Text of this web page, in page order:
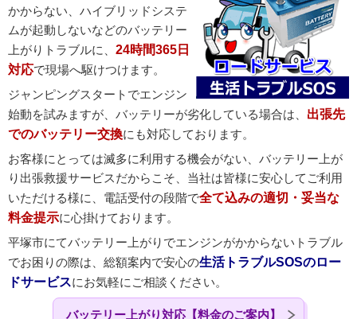
かからない、ハイブリッドシステ
ムが起動しないなどのバッテリー
上がりトラブルに、 24時間365日
対応で現場へ駆けつけます。
ジャンピングスタートでエンジン
始動を試みますが、バッテリーが劣化している場合は、 出張先
でのバッテリー交換にも対応しております。
お客様にとっては滅多に利用する機会がない、バッテリー上が
り出張救援サービスだからこそ、当社は皆様に安心してご利用
いただける様に、電話受付の段階で全て込みの適切・妥当な
料金提示に心掛けております。
平塚市にてバッテリー上がりでエンジンがかからないトラブル
でお困りの際は、総額案内で安心の生活トラブルSOSのロー
ドサービスにお気軽にご相談ください。
バッテリー上がり対応【料金のご案内】